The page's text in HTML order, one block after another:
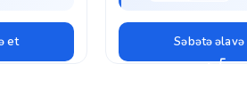
et Səbətə